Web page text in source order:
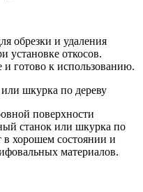
обрезки и удаления
установке откосов.
и готово к использованию.
шкурка по дереву
поверхности
станок или шкурка по
в хорошем состоянии и
материалов.